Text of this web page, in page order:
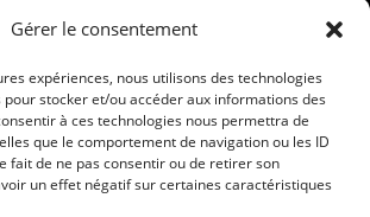
Gérer le consentement
expériences, nous utilisons des technologies
pour stocker et/ou accéder aux informations des
à ces technologies nous permettra de
que le comportement de navigation ou les ID
fait de ne pas consentir ou de retirer son
un effet négatif sur certaines caractéristiques